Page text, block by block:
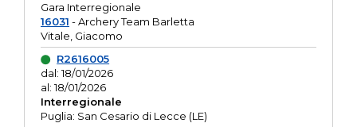
Gara Interregionale
16031 - Archery Team Barletta
Vitale, Giacomo
R2616005
dal: 18/01/2026
al: 18/01/2026
Interregionale
Puglia: San Cesario di Lecce (LE)